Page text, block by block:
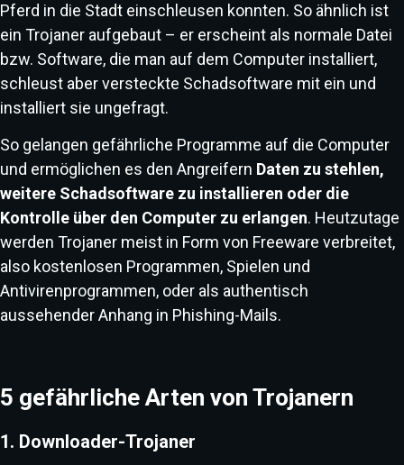
Pferd in die Stadt einschleusen konnten. So ähnlich ist
ein Trojaner aufgebaut – er erscheint als normale Datei
bzw. Software, die man auf dem Computer installiert,
schleust aber versteckte Schadsoftware mit ein und
installiert sie ungefragt.
So gelangen gefährliche Programme auf die Computer
und ermöglichen es den Angreifern Daten zu stehlen,
weitere Schadsoftware zu installieren oder die
Kontrolle über den Computer zu erlangen. Heutzutage
werden Trojaner meist in Form von Freeware verbreitet,
also kostenlosen Programmen, Spielen und
Antivirenprogrammen, oder als authentisch
aussehender Anhang in Phishing-Mails.
5 gefährliche Arten von Trojanern
1. Downloader-Trojaner